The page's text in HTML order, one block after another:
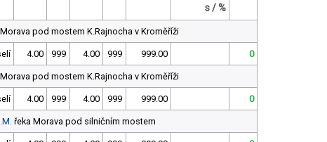
s / %
pod mostem K.Rajnocha v Kroměříži
4.00 999 4.00 999 999.00 0
pod mostem K.Rajnocha v Kroměříži
4.00 999 4.00 999 999.00 0
řeka Morava pod silničním mostem